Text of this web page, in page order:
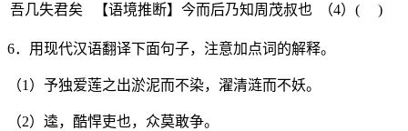
吾几失君矣 【语境推断】今而后乃知周茂叔也 （4）( )
6．用现代汉语翻译下面句子，注意加点词的解释。
（1）予独爱莲之出淤泥而不染，濯清涟而不妖。
（2）逵，酷悍吏也，众莫敢争。